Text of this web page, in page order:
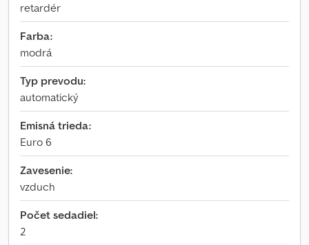
retardér
Farba:
modrá
Typ prevodu:
automatický
Emisná trieda:
Euro 6
Zavesenie:
vzduch
Počet sedadiel:
2